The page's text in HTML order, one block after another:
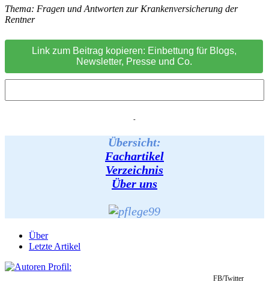
Thema: Fragen und Antworten zur Krankenversicherung der
Rentner
Link zum Beitrag kopieren: Einbettung für Blogs,
Newsletter, Presse und Co.
-
Übersicht:
Fachartikel
Verzeichnis
Über uns
Über
Letzte Artikel
FB/Twitter